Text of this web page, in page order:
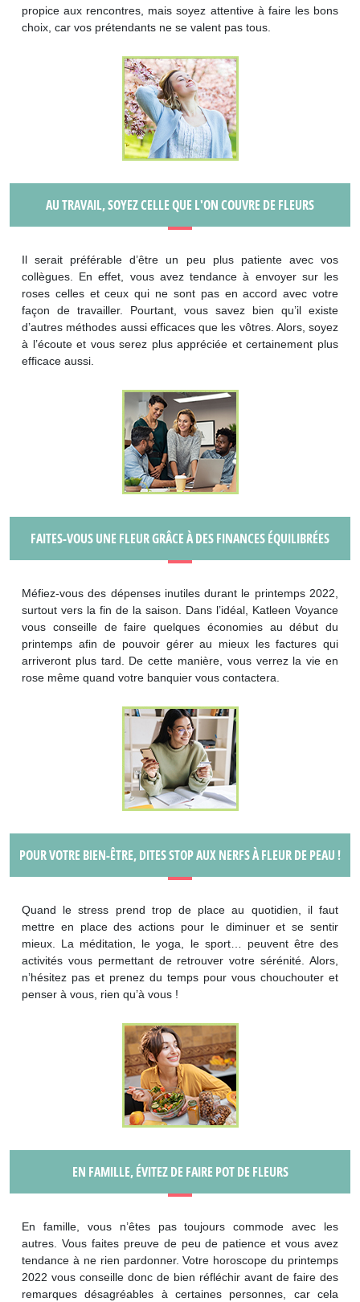
propice aux rencontres, mais soyez attentive à faire les bons
choix, car vos prétendants ne se valent pas tous.
AU TRAVAIL, SOYEZ CELLE QUE L'ON COUVRE DE FLEURS
Il serait préférable d’être un peu plus patiente avec vos
collègues. En effet, vous avez tendance à envoyer sur les
roses celles et ceux qui ne sont pas en accord avec votre
façon de travailler. Pourtant, vous savez bien qu’il existe
d’autres méthodes aussi efficaces que les vôtres. Alors, soyez
à l’écoute et vous serez plus appréciée et certainement plus
efficace aussi.
FAITES-VOUS UNE FLEUR GRÂCE À DES FINANCES ÉQUILIBRÉES
Méfiez-vous des dépenses inutiles durant le printemps 2022,
surtout vers la fin de la saison. Dans l’idéal, Katleen Voyance
vous conseille de faire quelques économies au début du
printemps afin de pouvoir gérer au mieux les factures qui
arriveront plus tard. De cette manière, vous verrez la vie en
rose même quand votre banquier vous contactera.
POUR VOTRE BIEN-ÊTRE, DITES STOP AUX NERFS À FLEUR DE PEAU !
Quand le stress prend trop de place au quotidien, il faut
mettre en place des actions pour le diminuer et se sentir
mieux. La méditation, le yoga, le sport… peuvent être des
activités vous permettant de retrouver votre sérénité. Alors,
n’hésitez pas et prenez du temps pour vous chouchouter et
penser à vous, rien qu’à vous !
EN FAMILLE, ÉVITEZ DE FAIRE POT DE FLEURS
En famille, vous n’êtes pas toujours commode avec les
autres. Vous faites preuve de peu de patience et vous avez
tendance à ne rien pardonner. Votre horoscope du printemps
2022 vous conseille donc de bien réfléchir avant de faire des
remarques désagréables à certaines personnes, car cela